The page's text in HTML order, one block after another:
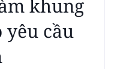
khung
yêu cầu